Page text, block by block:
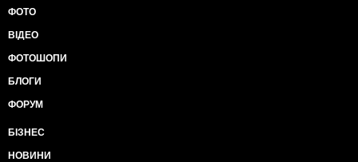
ФОТО
ВІДЕО
ФОТОШОПИ
БЛОГИ
ФОРУМ
БІЗНЕС
НОВИНИ